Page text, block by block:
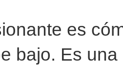
es
bajo. Es